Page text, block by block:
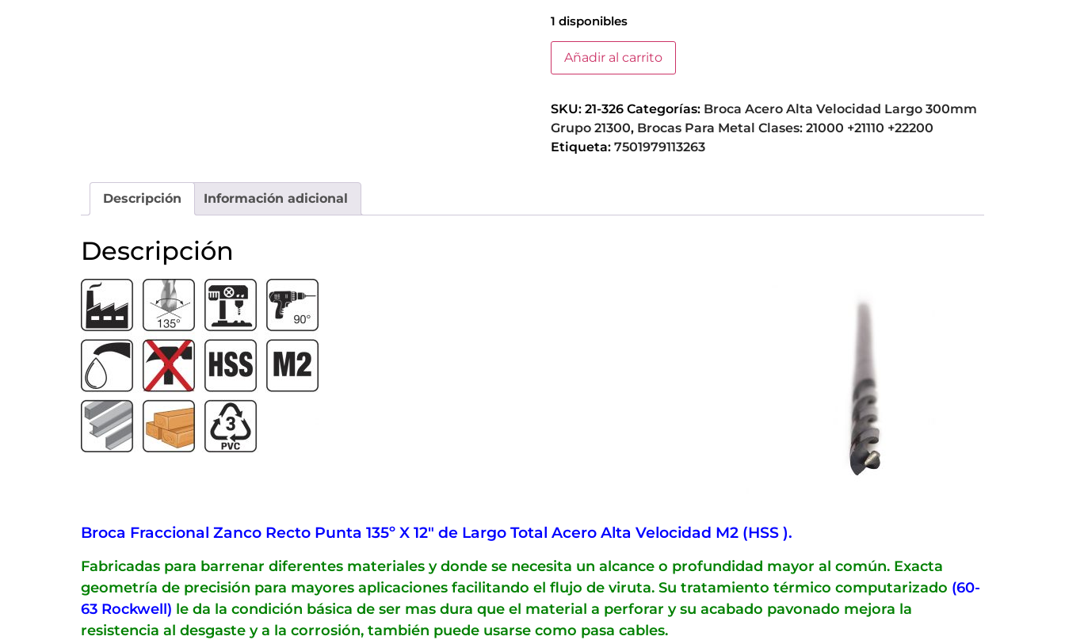
1 disponibles
Añadir al carrito
SKU: 21-326 Categorías: Broca Acero Alta Velocidad Largo 300mm
Grupo 21300, Brocas Para Metal Clases: 21000 +21110 +22200
Etiqueta: 7501979113263
Descripción Información adicional
Descripción
Broca Fraccional Zanco Recto Punta 135º X 12″ de Largo Total Acero Alta Velocidad M2 (HSS ).
Fabricadas para barrenar diferentes materiales y donde se necesita un alcance o profundidad mayor al común. Exacta
geometría de precisión para mayores aplicaciones facilitando el flujo de viruta. Su tratamiento térmico computarizado (60-
63 Rockwell) le da la condición básica de ser mas dura que el material a perforar y su acabado pavonado mejora la
resistencia al desgaste y a la corrosión, también puede usarse como pasa cables.